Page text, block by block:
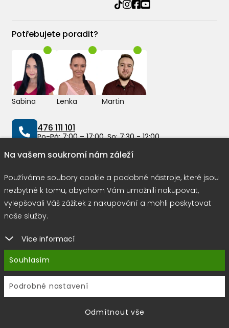
Potřebujete poradit?
Sabina Lenka Martin
476 111 101
Po-Pá: 7:00 – 17:00, So: 7:30 - 12:00
Možnosti dopravy
Rychlá a bezpečná platba
Copyright © 2026 |E-shop JEDNIČKY|MarketingDOKTOR
ESHOP&
BANERY
Na vašem soukromí nám záleží
Používáme soubory cookie a podobné nástroje, které jsou
nezbytné k tomu, abychom Vám umožnili nakupovat,
vylepšovali Váš zážitek z nakupování a mohli poskytovat
naše služby.
Více informací
Souhlasím
Podrobné nastavení
Odmítnout vše